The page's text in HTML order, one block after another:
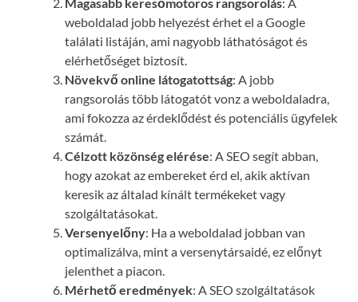
weboldalad jobb helyezést érhet el a Google
találati listáján, ami nagyobb láthatóságot és
elérhetőséget biztosít.
Növekvő online látogatottság: A jobb
rangsorolás több látogatót vonz a weboldaladra,
ami fokozza az érdeklődést és potenciális ügyfelek
számát.
Célzott közönség elérése: A SEO segít abban,
hogy azokat az embereket érd el, akik aktívan
keresik az általad kínált termékeket vagy
szolgáltatásokat.
Versenyelőny: Ha a weboldalad jobban van
optimalizálva, mint a versenytársaidé, ez előnyt
jelenthet a piacon.
Mérhető eredmények: A SEO szolgáltatások